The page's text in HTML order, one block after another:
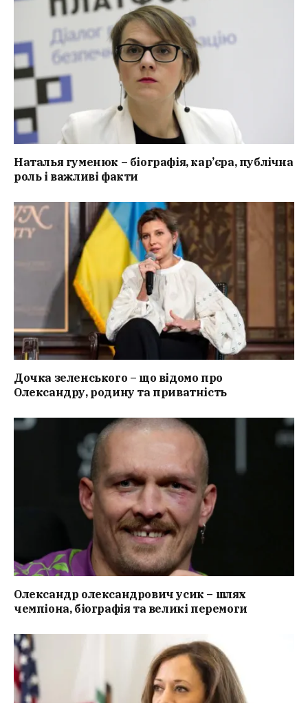
Наталья гуменюк – біографія, кар’єра, публічна
роль і важливі факти
Дочка зеленського – що відомо про
Олександру, родину та приватність
Олександр олександрович усик – шлях
чемпіона, біографія та великі перемоги